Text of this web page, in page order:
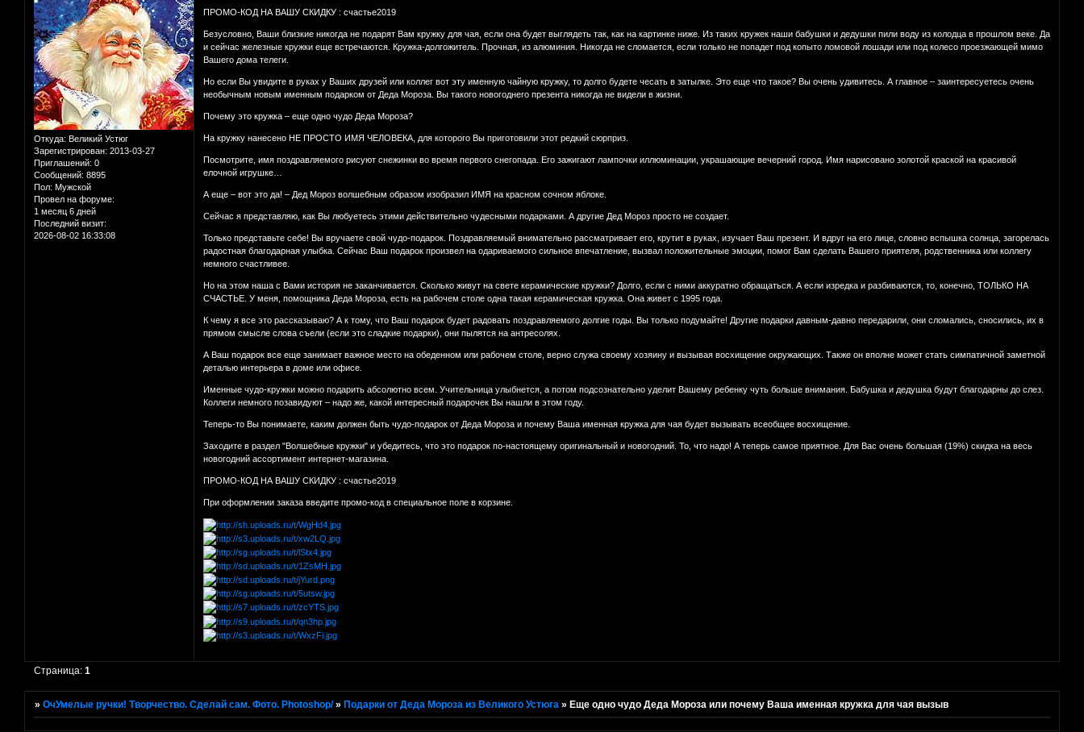
Откуда: Великий Устюг
Зарегистрирован: 2013-03-27
Приглашений: 0
Сообщений: 8895
Пол: Мужской
Провел на форуме:
1 месяц 6 дней
Последний визит:
2026-08-02 16:33:08
ПРОМО-КОД НА ВАШУ СКИДКУ : счастье2019
Безусловно, Ваши близкие никогда не подарят Вам кружку для чая, если она будет выглядеть так, как на картинке ниже. Из таких кружек наши бабушки и дедушки пили воду из колодца в прошлом веке. Да
и сейчас железные кружки еще встречаются. Кружка-долгожитель. Прочная, из алюминия. Никогда не сломается, если только не попадет под копыто ломовой лошади или под колесо проезжающей мимо
Вашего дома телеги.
Но если Вы увидите в руках у Ваших друзей или коллег вот эту именную чайную кружку, то долго будете чесать в затылке. Это еще что такое? Вы очень удивитесь. А главное – заинтересуетесь очень
необычным новым именным подарком от Деда Мороза. Вы такого новогоднего презента никогда не видели в жизни.
Почему это кружка – еще одно чудо Деда Мороза?
На кружку нанесено НЕ ПРОСТО ИМЯ ЧЕЛОВЕКА, для которого Вы приготовили этот редкий сюрприз.
Посмотрите, имя поздравляемого рисуют снежинки во время первого снегопада. Его зажигают лампочки иллюминации, украшающие вечерний город. Имя нарисовано золотой краской на красивой
елочной игрушке…
А еще – вот это да! – Дед Мороз волшебным образом изобразил ИМЯ на красном сочном яблоке.
Сейчас я представляю, как Вы любуетесь этими действительно чудесными подарками. А другие Дед Мороз просто не создает.
Только представьте себе! Вы вручаете свой чудо-подарок. Поздравляемый внимательно рассматривает его, крутит в руках, изучает Ваш презент. И вдруг на его лице, словно вспышка солнца, загорелась
радостная благодарная улыбка. Сейчас Ваш подарок произвел на одариваемого сильное впечатление, вызвал положительные эмоции, помог Вам сделать Вашего приятеля, родственника или коллегу
немного счастливее.
Но на этом наша с Вами история не заканчивается. Сколько живут на свете керамические кружки? Долго, если с ними аккуратно обращаться. А если изредка и разбиваются, то, конечно, ТОЛЬКО НА
СЧАСТЬЕ. У меня, помощника Деда Мороза, есть на рабочем столе одна такая керамическая кружка. Она живет с 1995 года.
К чему я все это рассказываю? А к тому, что Ваш подарок будет радовать поздравляемого долгие годы. Вы только подумайте! Другие подарки давным-давно передарили, они сломались, сносились, их в
прямом смысле слова съели (если это сладкие подарки), они пылятся на антресолях.
А Ваш подарок все еще занимает важное место на обеденном или рабочем столе, верно служа своему хозяину и вызывая восхищение окружающих. Также он вполне может стать симпатичной заметной
деталью интерьера в доме или офисе.
Именные чудо-кружки можно подарить абсолютно всем. Учительница улыбнется, а потом подсознательно уделит Вашему ребенку чуть больше внимания. Бабушка и дедушка будут благодарны до слез.
Коллеги немного позавидуют – надо же, какой интересный подарочек Вы нашли в этом году.
Теперь-то Вы понимаете, каким должен быть чудо-подарок от Деда Мороза и почему Ваша именная кружка для чая будет вызывать всеобщее восхищение.
Заходите в раздел "Волшебные кружки" и убедитесь, что это подарок по-настоящему оригинальный и новогодний. То, что надо! А теперь самое приятное. Для Вас очень большая (19%) скидка на весь
новогодний ассортимент интернет-магазина.
ПРОМО-КОД НА ВАШУ СКИДКУ : счастье2019
При оформлении заказа введите промо-код в специальное поле в корзине.
Страница:1
»ОчУмелые ручки! Творчество. Сделай сам. Фото. Photoshop/ » Подарки от Деда Мороза из Великого Устюга » Еще одно чудо Деда Мороза или почему Ваша именная кружка для чая вызыв